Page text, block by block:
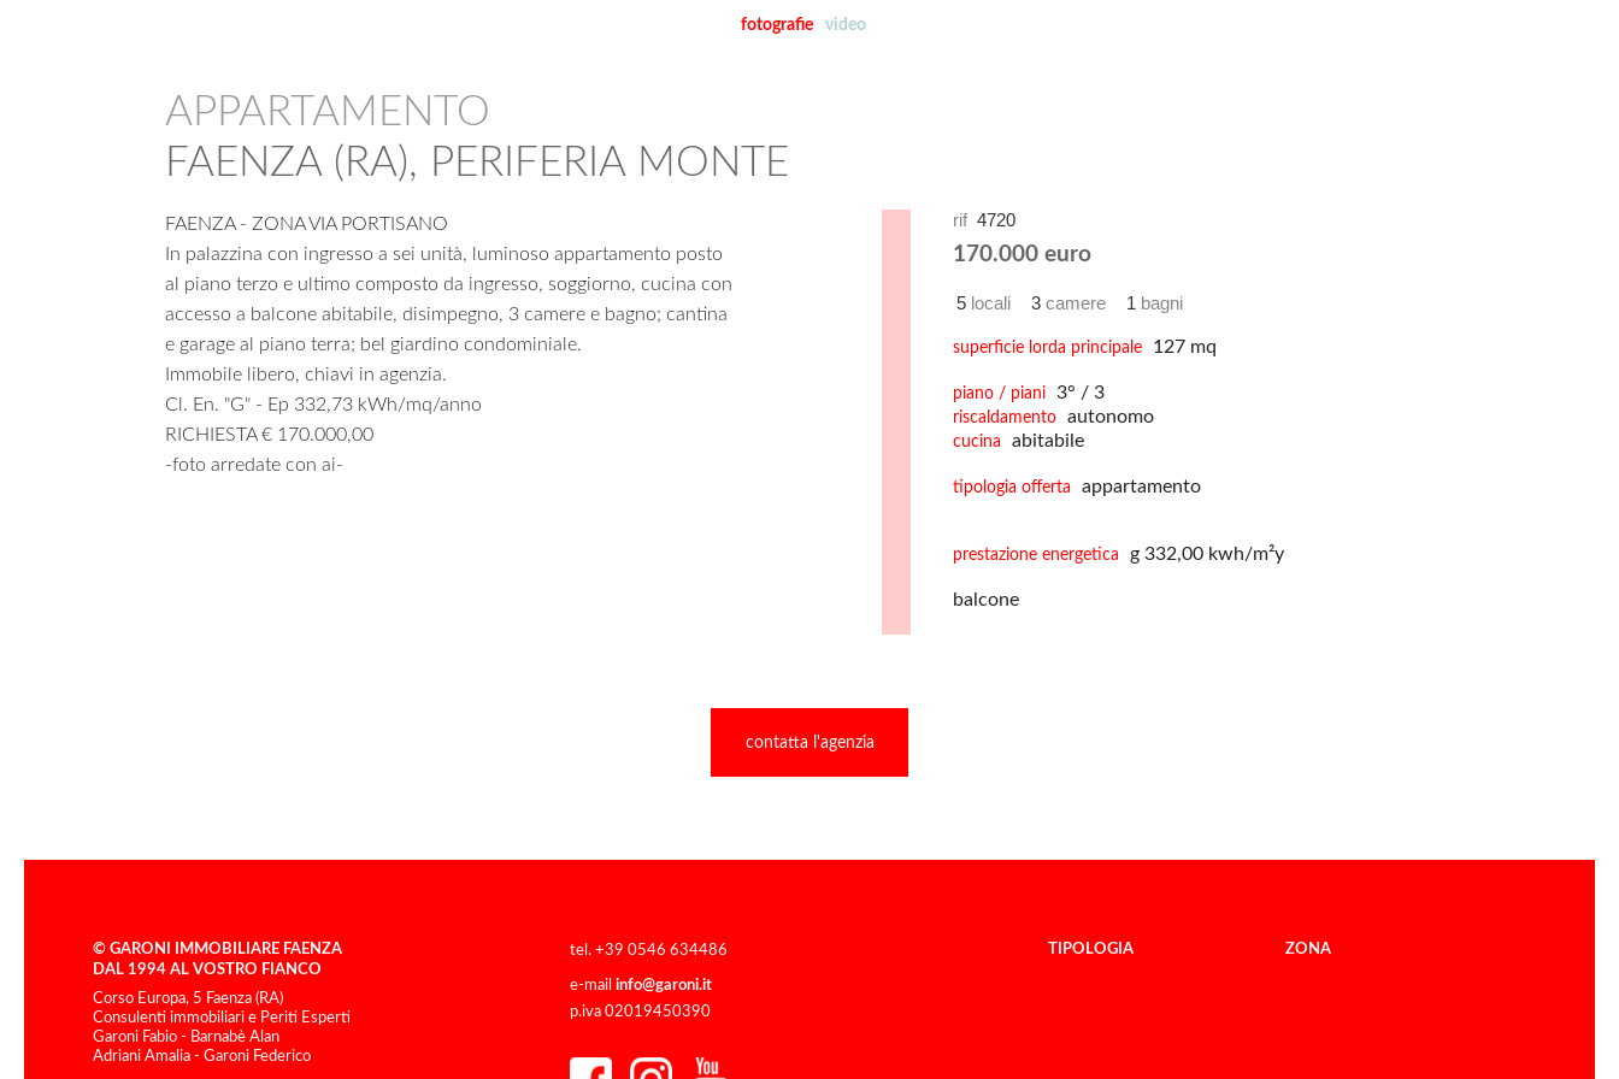
fotografie video
APPARTAMENTO
FAENZA (RA), PERIFERIA MONTE
FAENZA - ZONA VIA PORTISANO
In palazzina con ingresso a sei unità, luminoso appartamento posto
al piano terzo e ultimo composto da ingresso, soggiorno, cucina con
accesso a balcone abitabile, disimpegno, 3 camere e bagno; cantina
e garage al piano terra; bel giardino condominiale.
Immobile libero, chiavi in agenzia.
Cl. En. "G" - Ep 332,73 kWh/mq/anno
RICHIESTA € 170.000,00
-foto arredate con ai-
rif 4720
170.000 euro
5 locali 3 camere 1 bagni
superficie lorda principale 127 mq
piano / piani 3° / 3
riscaldamento autonomo
cucina abitabile
tipologia offerta appartamento
prestazione energetica g332,00 kwh/m²y
balcone
contatta l'agenzia
© GARONI IMMOBILIARE FAENZA
DAL 1994 AL VOSTRO FIANCO
Corso Europa, 5 Faenza (RA)
Consulenti immobiliari e Periti Esperti
Garoni Fabio - Barnabè Alan
Adriani Amalia - Garoni Federico
tel. +39 0546 634486
e-mailinfo@garoni.it
p.iva 02019450390
TIPOLOGIA ZONA